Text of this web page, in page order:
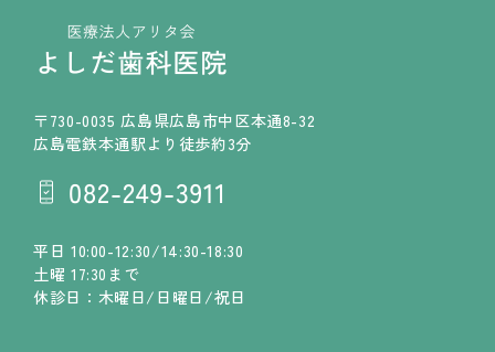
〒730-0035 広島県広島市中区本通8-32
広島電鉄本通駅より徒歩約3分
平日 10:00-12:30/14:30-18:30
土曜 17:30まで
休診日：木曜日/日曜日/祝日